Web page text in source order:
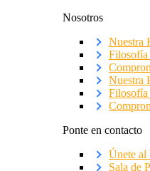
Nosotros
Nuestra
Filosofía
Nuestra
Filosofía
Ponte en contacto
Únete al
Sala de